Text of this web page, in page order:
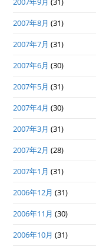
2007年8月 (31)
2007年7月 (31)
2007年6月 (30)
2007年5月 (31)
2007年4月 (30)
2007年3月 (31)
2007年2月 (28)
2007年1月 (31)
2006年12月 (31)
2006年11月 (30)
2006年10月 (31)